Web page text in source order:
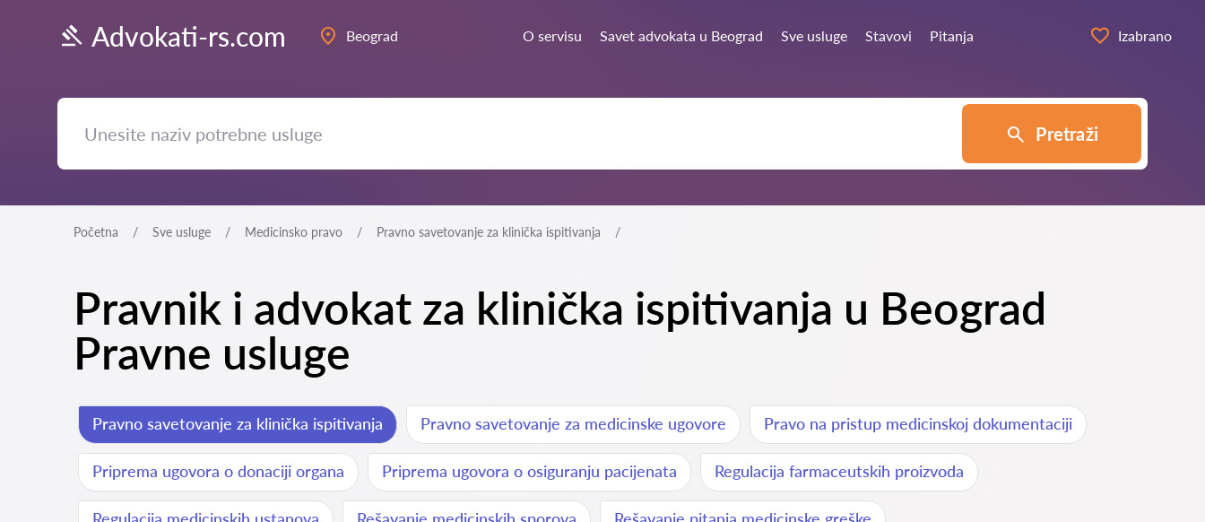
Advokati-rs.com Beograd O servisu Savet advokata u Beograd Sve usluge Stavovi Pitanja Izabrano
Pretraži
Početna Sve usluge Medicinsko pravo Pravno savetovanje za klinička ispitivanja
Pravnik i advokat za klinička ispitivanja u Beograd
Pravne usluge
Pravno savetovanje za klinička ispitivanja Pravno savetovanje za medicinske ugovore Pravo na pristup medicinskoj dokumentaciji
Priprema ugovora o donaciji organa Priprema ugovora o osiguranju pacijenata Regulacija farmaceutskih proizvoda